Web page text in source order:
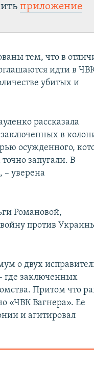
приложение
тем, что в
идти в
убитых и
рассказала
заключенных в
осужденного,
запугали. В
– уверена
Романовой,
против
о двух
где заключенных
Притом что
«ЧВК Вагнера». Ее
и агитировал